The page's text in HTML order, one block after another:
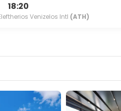
18:20
Venizelos Intl (ATH)